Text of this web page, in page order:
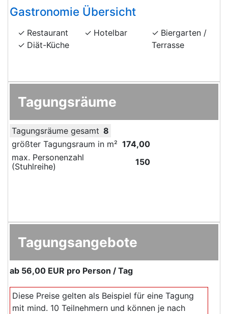
Gastronomie Übersicht
Restaurant
Diät-Küche
Hotelbar
Biergarten /
Terrasse
Tagungsräume
Tagungsräume gesamt 8
größter Tagungsraum in m² 174,00
max. Personenzahl
(Stuhlreihe)
150
Tagungsangebote
ab 56,00 EUR pro Person / Tag
Diese Preise gelten als Beispiel für eine Tagung
mit mind. 10 Teilnehmern und können je nach